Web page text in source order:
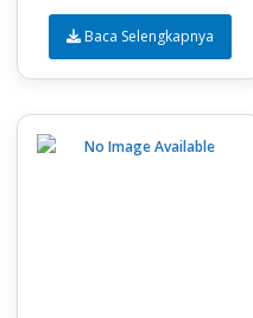
Baca Selengkapnya